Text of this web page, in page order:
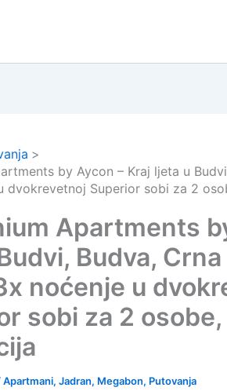
by Aycon – Kraj ljeta u
dvokrevetnoj Superior sobi za 2
Apartments
Budva,
noćenje u
sobi za 2
Apartmani, Jadran, Megabon, Putovanja